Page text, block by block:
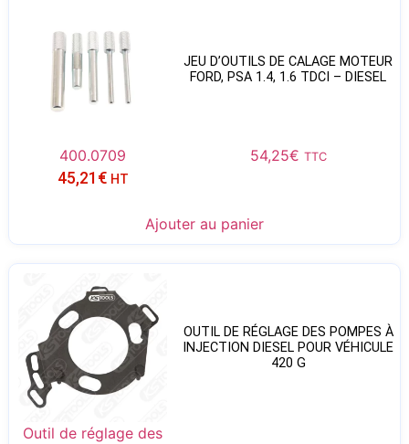
JEU D’OUTILS DE CALAGE MOTEUR
FORD, PSA 1.4, 1.6 TDCI – DIESEL
400.0709 54,25€ TTC
45,21 € HT
Ajouter au panier
OUTIL DE RÉGLAGE DES POMPES À
INJECTION DIESEL POUR VÉHICULE
420 G
Outil de réglage des